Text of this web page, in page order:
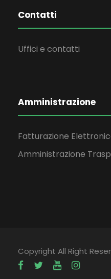
Contatti
Uffici e contatti
Amministrazione
Fatturazione
Amministrazione
Copyright All Right